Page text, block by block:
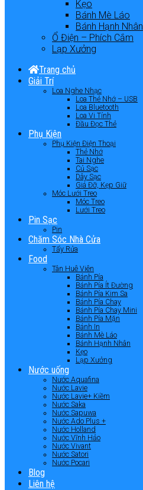
Kẹo
Bánh Mè Láo
Bánh Hạnh Nhân
Ổ Điện – Phích Cắm
Lạp Xưởng
Trang chủ
Giải Trí
Loa Nghe Nhạc
Loa Thẻ Nhớ – USB
Loa Bluetooth
Loa Vi Tính
Đầu Đọc Thẻ
Phụ Kiện
Phụ Kiện Điện Thoại
Thẻ Nhớ
Tai Nghe
Củ Sạc
Dây Sạc
Giá Đỡ, Kẹp Giữ
Móc Lưới Treo
Móc Treo
Lưới Treo
Pin Sạc
Pin
Chăm Sóc Nhà Cửa
Tẩy Rửa
Food
Tân Huê Viên
Bánh Pía
Bánh Pía Ít Đường
Bánh Pía Kim Sa
Bánh Pía Chay
Bánh Pía Chay Mini
Bánh Pía Mặn
Bánh In
Bánh Mè Láo
Bánh Hạnh Nhân
Kẹo
Lạp Xưởng
Nước uống
Nước Aquafina
Nước Lavie
Nước Lavie+ Kiềm
Nước Saka
Nước Sapuwa
Nước Ado Plus +
Nước Holland
Nước Vĩnh Hảo
Nước Vivant
Nước Satori
Nước Pocari
Blog
Liên hệ